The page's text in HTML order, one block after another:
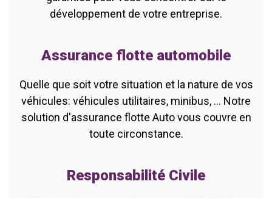
développement de votre entreprise.
Assurance flotte automobile
Quelle que soit votre situation et la nature de vos
véhicules: véhicules utilitaires, minibus, ... Notre
solution d'assurance flotte Auto vous couvre en
toute circonstance.
Responsabilité Civile